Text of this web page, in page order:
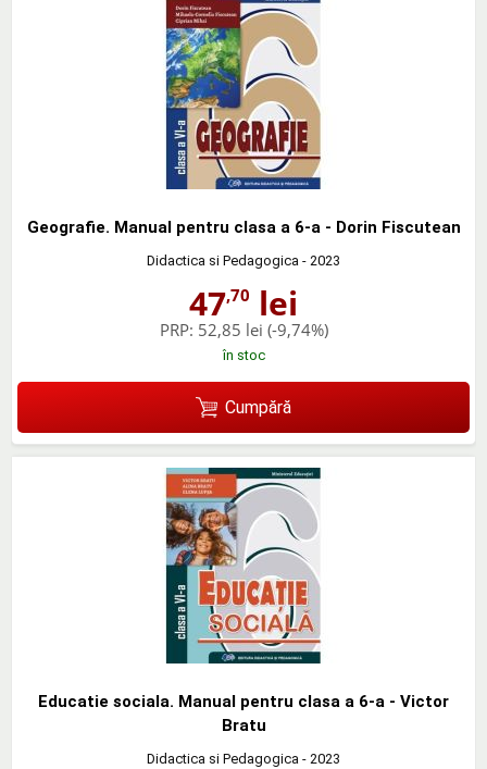
Geografie. Manual pentru clasa a 6-a - Dorin Fiscutean
Didactica si Pedagogica - 2023
47,70 lei
PRP: 52,85 lei (-9,74%)
în stoc
Cumpără
Educatie sociala. Manual pentru clasa a 6-a - Victor
Bratu
Didactica si Pedagogica - 2023